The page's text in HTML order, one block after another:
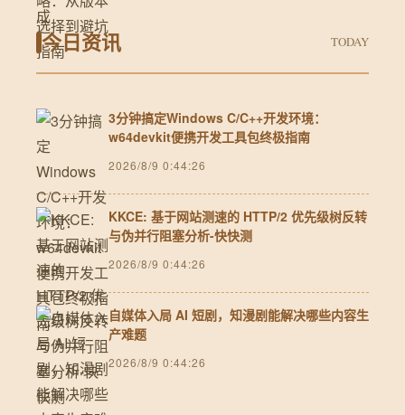
今日资讯 TODAY
3分钟搞定Windows C/C++开发环境：
w64devkit便携开发工具包终极指南
2026/8/9 0:44:26
KKCE: 基于网站测速的 HTTP/2 优先级树反转
与伪并行阻塞分析-快快测
2026/8/9 0:44:26
自媒体入局 AI 短剧，知漫剧能解决哪些内容生
产难题
2026/8/9 0:44:26